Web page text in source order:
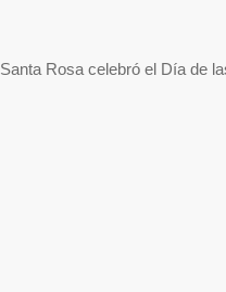
Santa Rosa celebró el Día de